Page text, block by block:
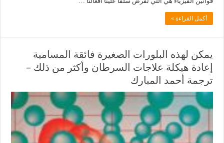
أكمل القراءة »
يمكن لهذه البلورات الصغيرة فائقة المسامية
إعادة هيكلة علاجات السرطان وأكثر من ذلك –
ترجمة أحمد المبارك